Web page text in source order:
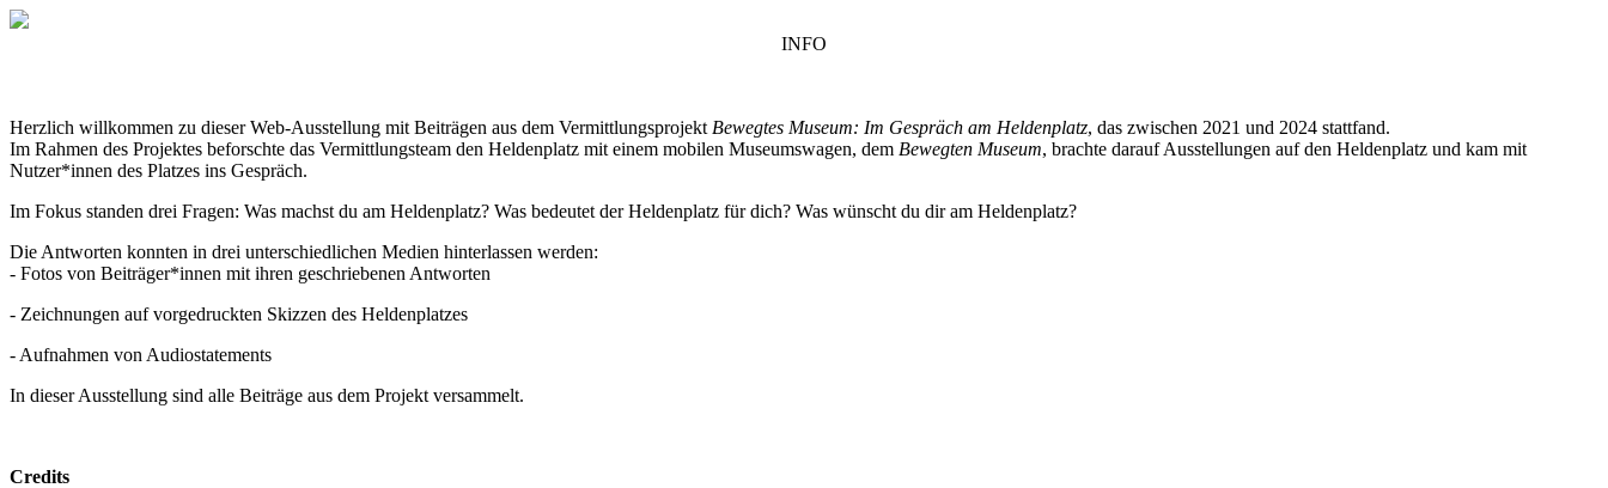
INFO
Herzlich willkommen zu dieser Web-Ausstellung mit Beiträgen aus dem Vermittlungsprojekt Bewegtes Museum: Im Gespräch am Heldenplatz, das zwischen 2021 und 2024 stattfand.
Im Rahmen des Projektes beforschte das Vermittlungsteam den Heldenplatz mit einem mobilen Museumswagen, dem Bewegten Museum, brachte darauf Ausstellungen auf den Heldenplatz und kam mit
Nutzer*innen des Platzes ins Gespräch.
Im Fokus standen drei Fragen: Was machst du am Heldenplatz? Was bedeutet der Heldenplatz für dich? Was wünscht du dir am Heldenplatz?
Die Antworten konnten in drei unterschiedlichen Medien hinterlassen werden:
- Fotos von Beiträger*innen mit ihren geschriebenen Antworten
- Zeichnungen auf vorgedruckten Skizzen des Heldenplatzes
- Aufnahmen von Audiostatements
In dieser Ausstellung sind alle Beiträge aus dem Projekt versammelt.
Credits